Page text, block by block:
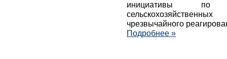
инициативы по
чрезвычайного
Подробнее »